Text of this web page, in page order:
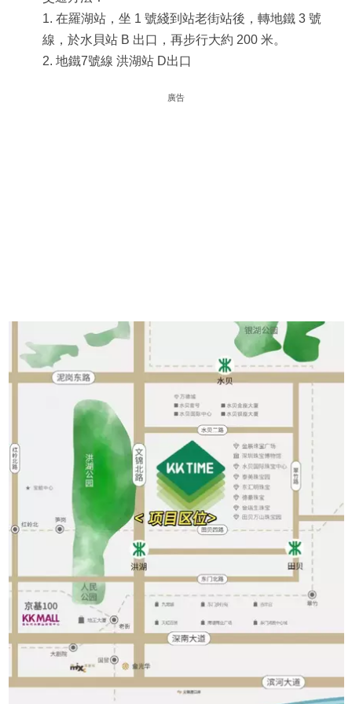
1. 在羅湖站，坐 1 號綫到站老街站後，轉地鐵 3 號
線，於水貝站 B 出口，再步行大約 200 米。
2. 地鐵7號線 洪湖站 D出口
廣告